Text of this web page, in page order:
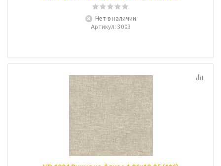
Нет в наличии
Артикул: 3003